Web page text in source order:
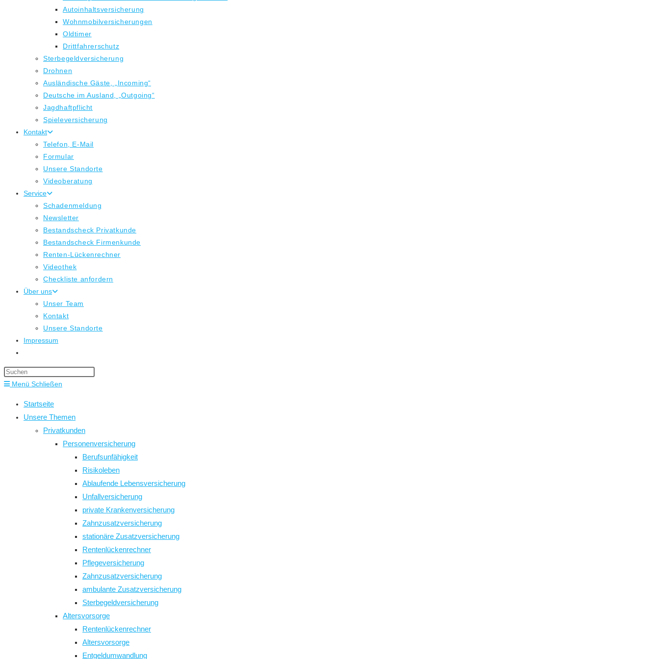
Autoinhaltsversicherung
Wohnmobilversicherungen
Oldtimer
Drittfahrerschutz
Sterbegeldversicherung
Drohnen
Ausländische Gäste, „Incoming“
Deutsche im Ausland, „Outgoing“
Jagdhaftpflicht
Spieleversicherung
Kontakt
Telefon, E-Mail
Formular
Unsere Standorte
Videoberatung
Service
Schadenmeldung
Newsletter
Bestandscheck Privatkunde
Bestandscheck Firmenkunde
Renten-Lückenrechner
Videothek
Checkliste anfordern
Über uns
Unser Team
Kontakt
Unsere Standorte
Impressum
umschalten
panel.
Menü Schließen
Startseite
Unsere Themen
Privatkunden
Personenversicherung
Berufsunfähigkeit
Risikoleben
Ablaufende Lebensversicherung
Unfallversicherung
private Krankenversicherung
Zahnzusatzversicherung
stationäre Zusatzversicherung
Rentenlückenrechner
Pflegeversicherung
Zahnzusatzversicherung
ambulante Zusatzversicherung
Sterbegeldversicherung
Altersvorsorge
Rentenlückenrechner
Altersvorsorge
Entgeldumwandlung